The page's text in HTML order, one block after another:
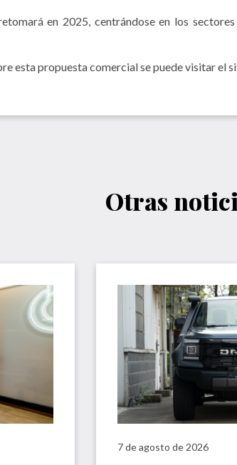
en 2025, centrándose en los
esta propuesta comercial se puede visitar el
Otras
7 de agosto de 2026